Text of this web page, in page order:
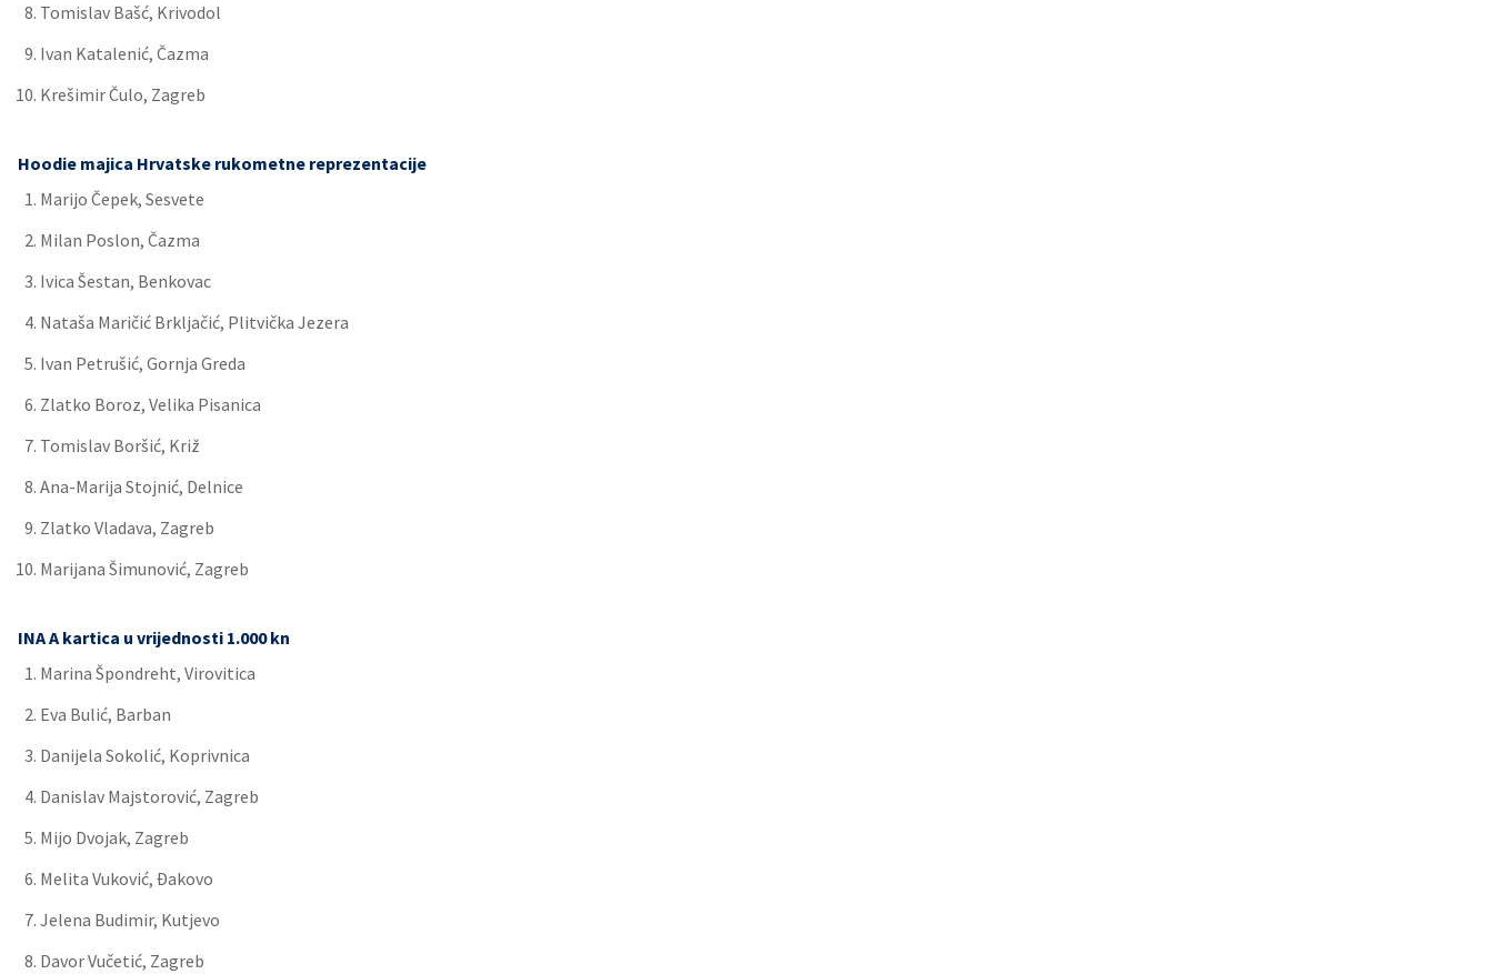
Tomislav Bašć, Krivodol
Ivan Katalenić, Čazma
Krešimir Čulo, Zagreb
Hoodie majica Hrvatske rukometne reprezentacije
Marijo Čepek, Sesvete
Milan Poslon, Čazma
Ivica Šestan, Benkovac
Nataša Maričić Brkljačić, Plitvička Jezera
Ivan Petrušić, Gornja Greda
Zlatko Boroz, Velika Pisanica
Tomislav Boršić, Križ
Ana-Marija Stojnić, Delnice
Zlatko Vladava, Zagreb
Marijana Šimunović, Zagreb
INA A kartica u vrijednosti 1.000 kn
Marina Špondreht, Virovitica
Eva Bulić, Barban
Danijela Sokolić, Koprivnica
Danislav Majstorović, Zagreb
Mijo Dvojak, Zagreb
Melita Vuković, Đakovo
Jelena Budimir, Kutjevo
Davor Vučetić, Zagreb